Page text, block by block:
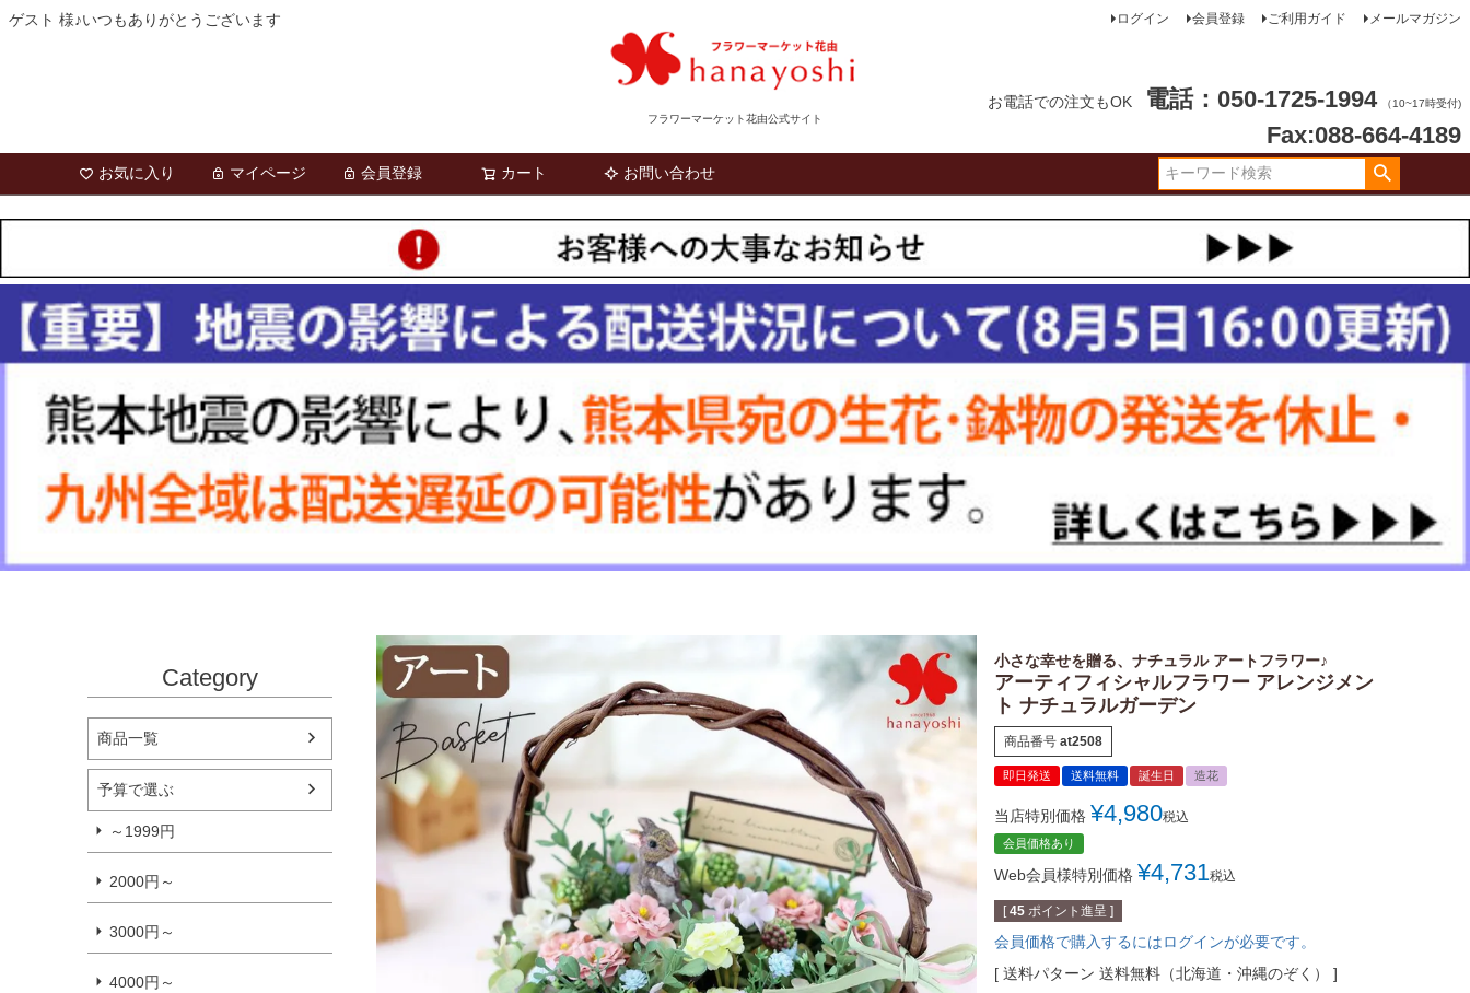
ゲスト 様♪いつもありがとうございます
フラワーマーケット花由公式サイト
ログイン 会員登録 ご利用ガイド メールマガジン
お電話での注文もOK 電話：050-1725-1994 （10~17時受付)
Fax:088-664-4189
お気に入り マイページ 会員登録 カート お問い合わせ
Category
商品一覧
予算で選ぶ
～1999円
2000円～
3000円～
4000円～
小さな幸せを贈る、ナチュラル アートフラワー♪
アーティフィシャルフラワー アレンジメン
ト ナチュラルガーデン
商品番号 at2508
即日発送 送料無料 誕生日 造花
当店特別価格 ¥4,980税込
会員価格あり
Web会員様特別価格 ¥4,731税込
[ 45 ポイント進呈 ]
会員価格で購入するにはログインが必要です。
送料パターン 送料無料（北海道・沖縄のぞく）